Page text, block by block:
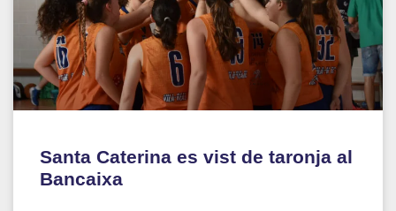
Santa Caterina es vist de taronja al
Bancaixa